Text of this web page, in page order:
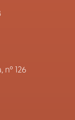
nº 126